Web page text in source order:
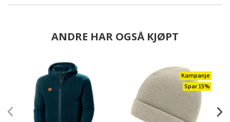
ANDRE HAR OGSÅ KJØPT
Kampanje
Spar 15%